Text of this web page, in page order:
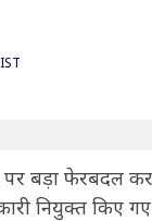
पर बड़ा फेरबदल
नियुक्त किए